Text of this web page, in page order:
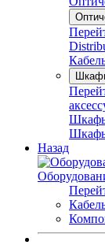
Назад